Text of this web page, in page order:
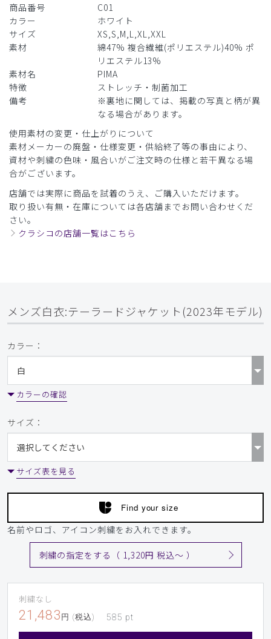
年齢: 176-180cm 体重: 71-75kg
初めて購入
が、肩幅・胴囲と袖丈のバランスがいまひとつピッタリしま
せんでした。自分の体形に合う製品を探していたところ、こ
の製品を見つけました。コットンの比率が高いのも自分の希
望通りです。普段の仕事着ですので、セールになっていて求
めやすく、ありがたいと思います。
商品：C01メンズ白衣:テーラードジャケット/白/M
役に立った 0
商品番号
C01
カラー
ホワイト
サイズ
XS,S,M,L,XL,XXL
素材
綿47% 複合繊維(ポリエステル)40% ポ
リエステル13%
素材名
PIMA
特徴
ストレッチ・制菌加工
備考
※裏地に関しては、掲載の写真と柄が異
なる場合があります。
使用素材の変更・仕上がりについて
素材メーカーの廃盤・仕様変更・供給終了等の事由により、
資材や刺繍の色味・風合いがご注文時の仕様と若干異なる場
合がございます。
店舗では実際に商品を試着のうえ、ご購入いただけます。
取り扱い有無・在庫については各店舗までお問い合わせくだ
さい。
クラシコの店舗一覧はこちら
メンズ白衣:テーラードジャケット(2023年モデル)
カラー：
カラーの確認
サイズ：
サイズ表を見る
Find your size
名前やロゴ、アイコン刺繍をお入れできます。
刺繍の指定をする（ 1,320円 税込〜 ）
刺繍なし
21,483 円 (税込) 585 pt